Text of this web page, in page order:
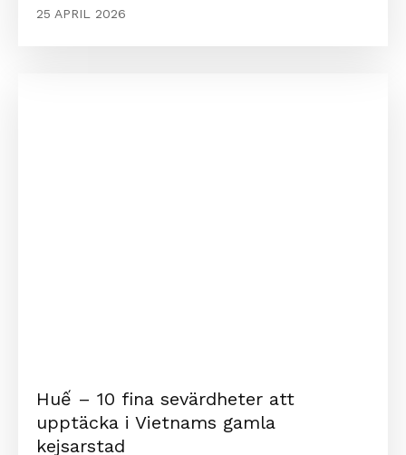
25 APRIL 2026
Huế – 10 fina sevärdheter att
upptäcka i Vietnams gamla
kejsarstad